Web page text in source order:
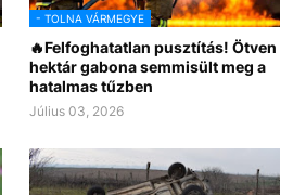
- TOLNA VÁRMEGYE
🔥Felfoghatatlan pusztítás! Ötven
hektár gabona semmisült meg a
hatalmas tűzben
Július 03, 2026